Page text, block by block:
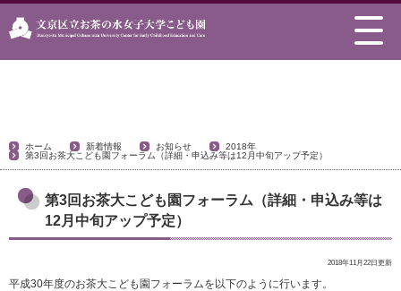
新着情報
ホーム 新着情報 お知らせ
2018年
第3回お茶大こども園フォーラム（詳細・申込み等は12月中旬アップ予定）
第3回お茶大こども園フォーラム（詳細・申込み等は
12月中旬アップ予定）
2018年11月22日更新
平成30年度のお茶大こども園フォーラムを以下のように行います。